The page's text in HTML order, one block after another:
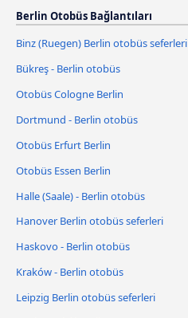
Berlin Otobüs Bağlantıları
Binz (Ruegen) Berlin otobüs seferleri
Bükreş - Berlin otobüs
Otobüs Cologne Berlin
Dortmund - Berlin otobüs
Otobüs Erfurt Berlin
Otobüs Essen Berlin
Halle (Saale) - Berlin otobüs
Hanover Berlin otobüs seferleri
Haskovo - Berlin otobüs
Kraków - Berlin otobüs
Leipzig Berlin otobüs seferleri